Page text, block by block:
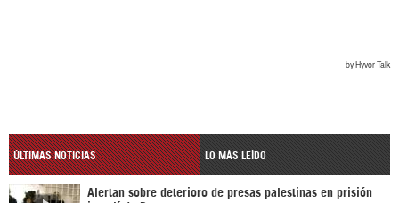
ÚLTIMAS NOTICIAS LO MÁS LEÍDO
Alertan sobre deterioro de presas palestinas en prisión